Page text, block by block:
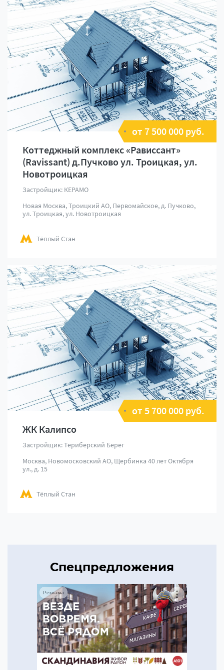
от 7 500 000 руб.
Коттеджный комплекс «Рависсант»
(Ravissant) д.Пучково ул. Троицкая, ул.
Новотроицкая
Застройщик: КЕРАМО
Новая Москва, Троицкий АО, Первомайское, д. Пучково,
ул. Троицкая, ул. Новотроицкая
Тёплый Стан
от 5 700 000 руб.
ЖК Калипсо
Застройщик: Териберский Берег
Москва, Новомосковский АО, Щербинка 40 лет Октября
ул., д. 15
Тёплый Стан
Спецпредложения
Реклама